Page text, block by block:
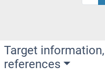
Target
references